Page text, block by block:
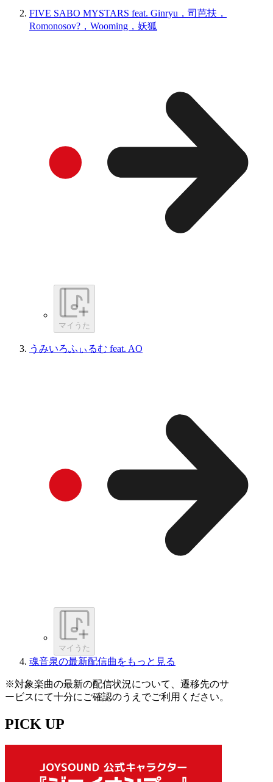
FIVE SABO MYSTARS feat. Ginryu，司芭扶，
Romonosov?，Wooming，妖狐
マイうた
うみいろふぃるむ feat. AO
マイうた
魂音泉の最新配信曲をもっと見る
※対象楽曲の最新の配信状況について、遷移先のサ
ービスにて十分にご確認のうえでご利用ください。
PICK UP